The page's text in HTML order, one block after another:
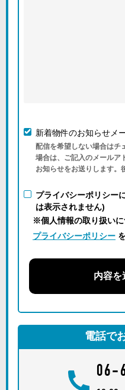
新着物件のお知らせメ
配信を希望しない場合はチ
場合は、ご記入のメールア
お知らせをお送りします。
プライバシーポリシー
は表示されません)
※個人情報の取り扱いに
プライバシーポリシー
内容を
電話で
06-